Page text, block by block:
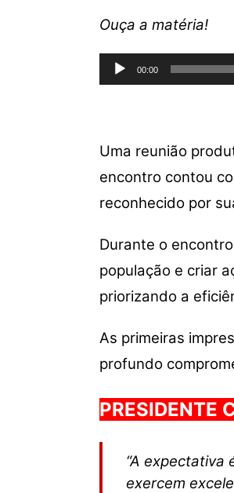
at
s
A
c
e
b
k
itt
er
Ouça a matéria!
Tocador
de
00:00
Uma reunião
encontro contou
reconhecido por
Durante o
população e criar
priorizando a
As primeiras
profundo
PRESIDENTE
“A expectativa
exercem